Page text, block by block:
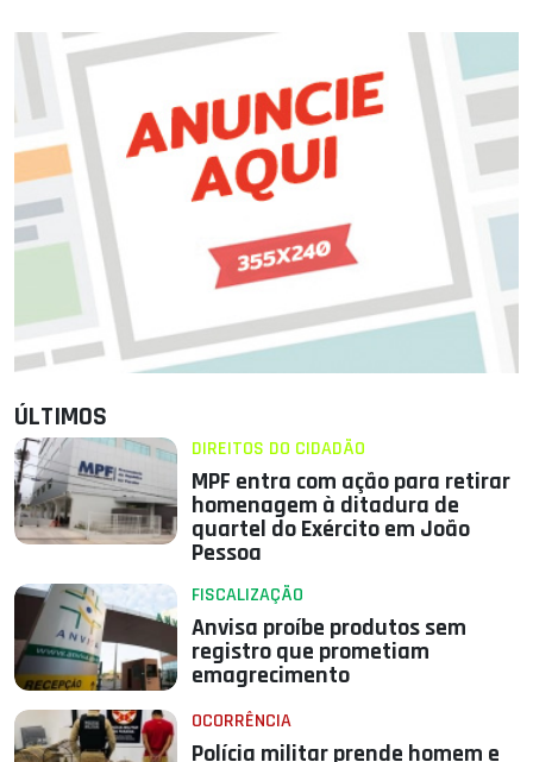
ÚLTIMOS
DIREITOS DO CIDADÃO
MPF entra com ação para retirar
homenagem à ditadura de
quartel do Exército em João
Pessoa
FISCALIZAÇÃO
Anvisa proíbe produtos sem
registro que prometiam
emagrecimento
OCORRÊNCIA
Polícia militar prende homem e